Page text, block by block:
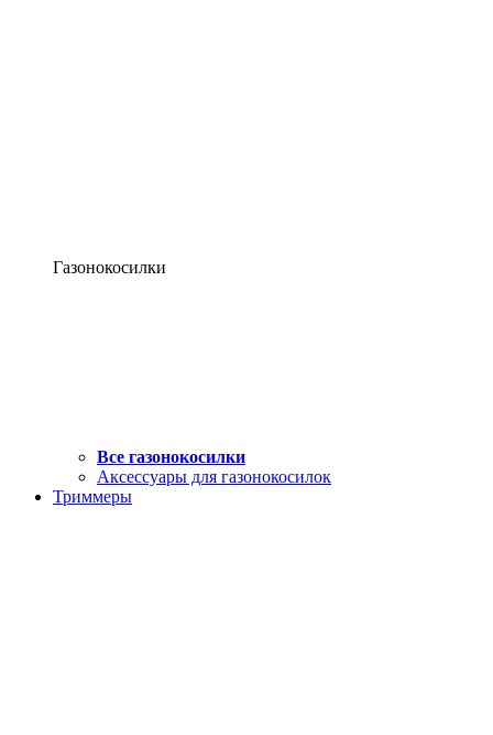
Газонокосилки
Все газонокосилки
Аксессуары для газонокосилок
Триммеры